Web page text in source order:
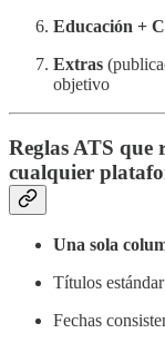
Educación +
Extras
objetivo
Reglas ATS que
cualquier
Una sola
Títulos
Fechas